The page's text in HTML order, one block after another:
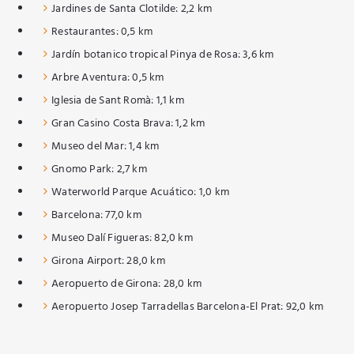
Jardines de Santa Clotilde: 2,2 km
Restaurantes: 0,5 km
Jardín botanico tropical Pinya de Rosa: 3,6 km
Arbre Aventura: 0,5 km
Iglesia de Sant Romà: 1,1 km
Gran Casino Costa Brava: 1,2 km
Museo del Mar: 1,4 km
Gnomo Park: 2,7 km
Waterworld Parque Acuático: 1,0 km
Barcelona: 77,0 km
Museo Dalí Figueras: 82,0 km
Girona Airport: 28,0 km
Aeropuerto de Girona: 28,0 km
Aeropuerto Josep Tarradellas Barcelona-El Prat: 92,0 km